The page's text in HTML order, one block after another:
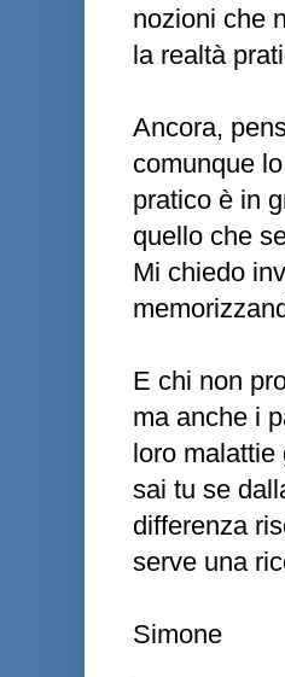
nozioni che
la realtà
Ancora,
comunque
pratico è in
quello che
Mi chiedo
E chi non
ma anche i
loro
sai tu se
differenza
serve una
Simone